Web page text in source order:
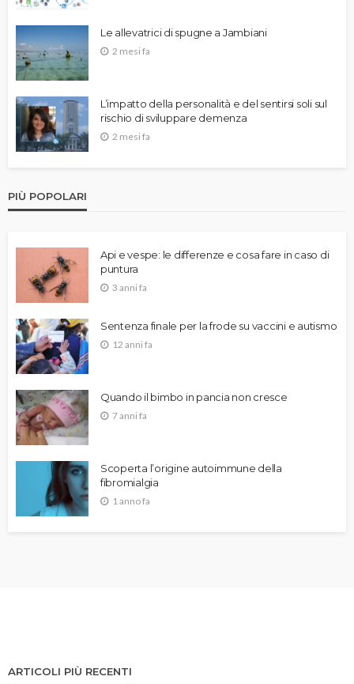
Le allevatrici di spugne a Jambiani
2 mesi fa
L’impatto della personalità e del sentirsi soli sul
rischio di sviluppare demenza
2 mesi fa
PIÙ POPOLARI
Api e vespe: le differenze e cosa fare in caso di
puntura
3 anni fa
Sentenza finale per la frode su vaccini e autismo
12 anni fa
Quando il bimbo in pancia non cresce
7 anni fa
Scoperta l’origine autoimmune della
fibromialgia
1 anno fa
ARTICOLI PIÙ RECENTI